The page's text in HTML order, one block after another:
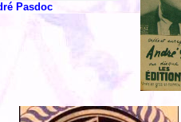
Pasdoc